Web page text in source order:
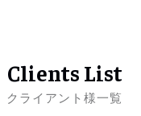
Clients List
クライアント様一覧